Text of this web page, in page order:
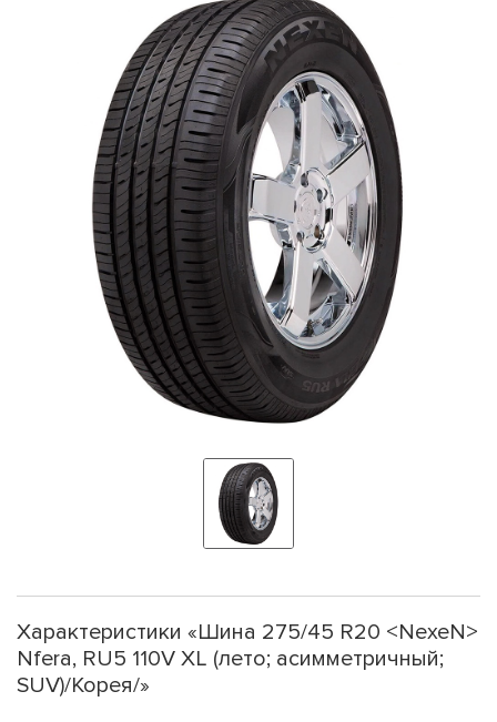
Характеристики «Шина 275/45 R20 <NexeN>
Nfera, RU5 110V XL (лето; асимметричный;
SUV)/Корея/»